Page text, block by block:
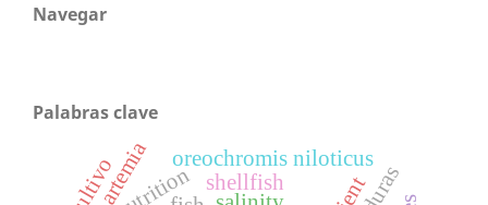
Navegar
Palabras clave
oreochromis niloticus
shellfish
artemia
cultivo